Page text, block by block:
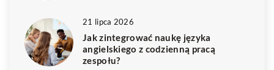
21 lipca 2026
Jak zintegrować naukę języka
angielskiego z codzienną pracą
zespołu?